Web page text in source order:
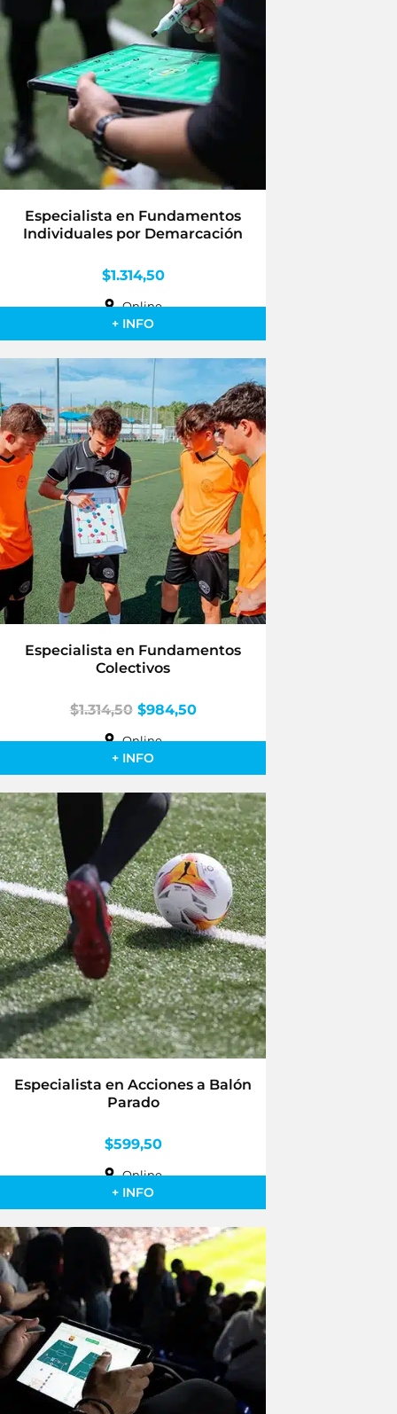
Especialista en Fundamentos
Individuales por Demarcación
$1.314,50
Online
+ INFO
Especialista en Fundamentos
Colectivos
$1.314,50 $984,50
Online
+ INFO
Especialista en Acciones a Balón
Parado
$599,50
Online
+ INFO